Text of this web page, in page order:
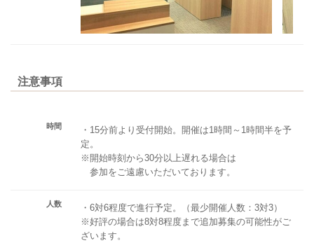
注意事項
時間
・15分前より受付開始。開催は1時間～1時間半を予
定。
※開始時刻から30分以上遅れる場合は
参加をご遠慮いただいております。
人数
・6対6程度で進行予定。（最少開催人数：3対3）
※好評の場合は8対8程度まで追加募集の可能性がご
ざいます。